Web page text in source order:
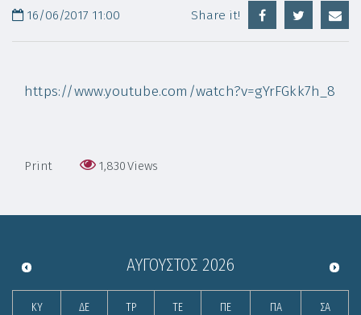
16/06/2017 11:00 Share it!
https://www.youtube.com/watch?v=gYrFGkk7h_8
Print 1,830Views
ΑΎΓΟΥΣΤΟΣ 2026
ΚΥ ΔΕ ΤΡ ΤΕ ΠΕ ΠΑ ΣΑ